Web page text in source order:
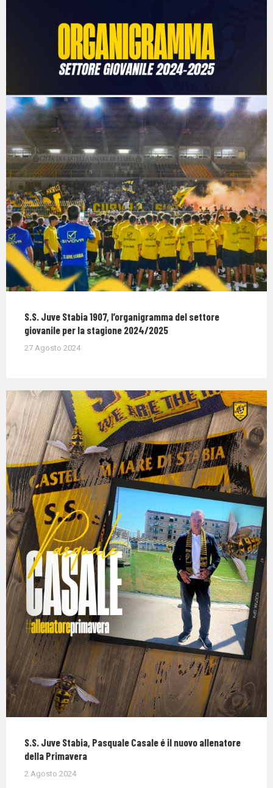
S.S. Juve Stabia 1907, l’organigramma del settore
giovanile per la stagione 2024/2025
27 Agosto 2024
S.S. Juve Stabia, Pasquale Casale é il nuovo allenatore
della Primavera
2 Agosto 2024